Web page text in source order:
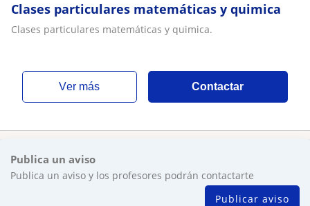
Clases particulares matemáticas y quimica
Clases particulares matemáticas y quimica.
ver más Contactar
Publica un aviso
Publica un aviso y los profesores podrán contactarte
Publicar aviso